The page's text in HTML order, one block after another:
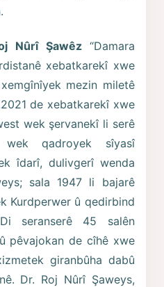
Nûrî Şawêz “Damara
xebatkarekî xwe
mezin miletê
de xebatkarekî xwe
wek şervanekî li serê
wek qadroyek sîyasî
îdarî, dulivgerî wenda
sala 1947 li bajarê
Kurdperwer û qedirbind
seranserê 45 salên
pêvajokan de cîhê xwe
giranbûha dabû
Dr. Roj Nûrî Şaweys,